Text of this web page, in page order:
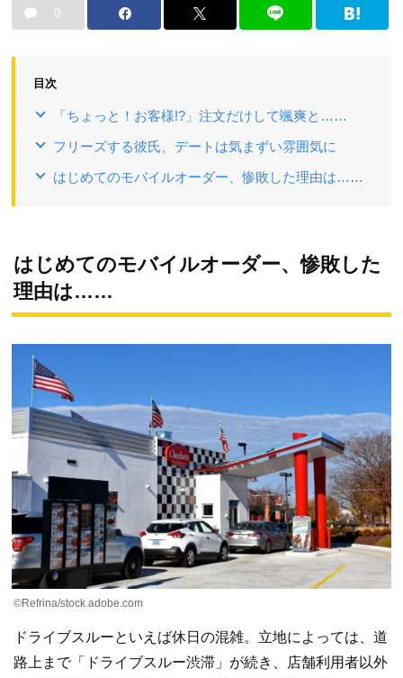
0
目次
「ちょっと！お客様!?」注文だけして颯爽と……
フリーズする彼氏、デートは気まずい雰囲気に
はじめてのモバイルオーダー、惨敗した理由は……
はじめてのモバイルオーダー、惨敗した
理由は……
©Refrina/stock.adobe.com
ドライブスルーといえば休日の混雑。立地によっては、道
路上まで「ドライブスルー渋滞」が続き、店舗利用者以外